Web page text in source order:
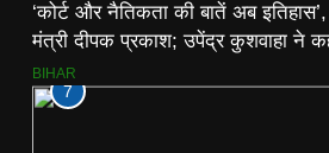
‘कोर्ट और नैतिकता की बातें अब
मंत्री दीपक प्रकाश; उपेंद्र कुशवाहा ने
BIHAR
7